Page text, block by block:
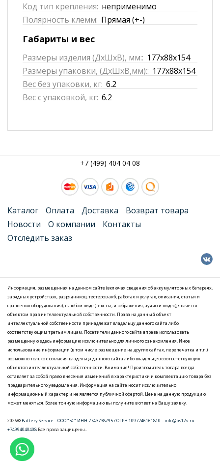
Код тип крепления: неприменимо
Полярность клемм: Прямая (+-)
Габариты и вес
Размеры изделия (ДхШхВ), мм:: 177x88x154
Размеры упаковки, (ДхШхВ,мм):: 177x88x154
Вес без упаковки, кг: 6.2
Вес с упаковкой, кг: 6.2
+7 (499) 404 04 08
Каталог Оплата Доставка
Возврат товара
Новости
О компании
Контакты
Отследить заказ
Информация, размещенная на данном сайте (включая сведения об аккумуляторных батареях,
зарядных устройствах, разрядников, тестеров акб, работах и услугах, описания, статьи и
сравнения оборудования), в любом виде (тексты, изображения, аудио и видео), является
объектом прав интеллектуальной собственности. Права на данный объект
интеллектуальной собственности принадлежат владельцу данного сайта либо
соответствующим третьим лицам. Посетители данного сайта вправе использовать
размещенную здесь информацию исключительно для личного ознакомления. Иное
использование информации (в том числе размещение на других сайтах, перепечатка и т.п.)
возможно только с согласия владельца данного сайта либо владельцев соответствующих
объектов интеллектуальной собственности. Внимание! Производитель товара всегда
оставляет за собой право внесения изменений в характеристики и комплектацию товара без
предварительного уведомления. Информация на сайте носит исключительно
информационный характер и не является публичной офертой. Цена на данную продукцию
может меняться. Более точную информацию вы получите в ответ на Вашу заявку.
2026© Battery Service::ООО "БС" ИНН 7743738295 / ОГРН 1097746161810 ::info@bs12v.ru
+74994040408 Все права защищены..